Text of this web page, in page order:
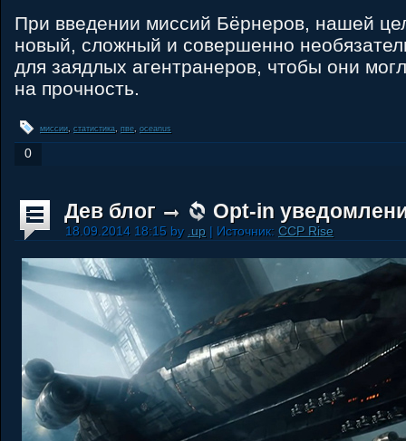
При введении миссий Бёрнеров, нашей
новый, сложный и совершенно
для заядлых агентранеров, чтобы они
на прочность.
миссии, статистика, пве, oceanus
0
Дев блог Opt-in
18.09.2014 18:15 by .up | Источник: CCP Rise